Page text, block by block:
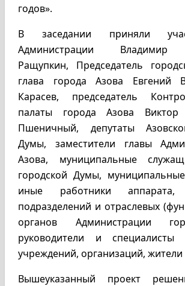
годов».
В заседании приняли
Администрации Владимир
Ращупкин, Председатель
глава города Азова Евгений
Карасев, председатель
палаты города Азова Виктор
Пшеничный, депутаты
Думы, заместители главы
Азова, муниципальные
городской Думы,
иные работники аппарата,
подразделений и отраслевых
органов Администрации
руководители и специалисты
учреждений, организаций, жители
Вышеуказанный проект